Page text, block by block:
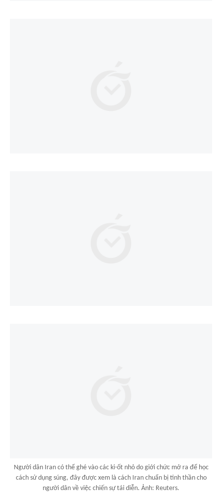
Người dân Iran có thể ghé vào các ki-ốt nhỏ do giới chức mở ra để học
cách sử dụng súng, đây được xem là cách Iran chuẩn bị tinh thần cho
người dân về việc chiến sự tái diễn. Ảnh: Reuters.